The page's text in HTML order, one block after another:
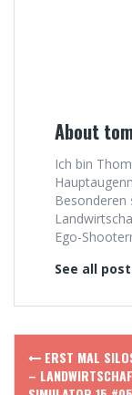
About
Ich bin
Besonderen
Ego-
See all
PostERST MAL
–